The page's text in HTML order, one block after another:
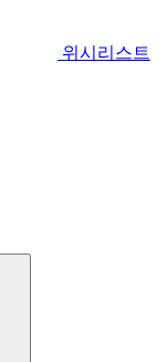
위시리스트